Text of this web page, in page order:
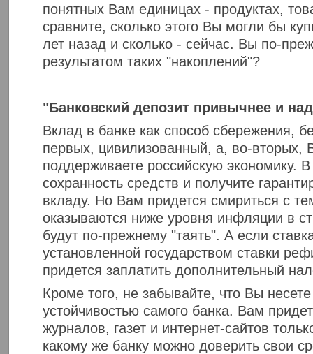
понятных Вам единицах - продуктах,
сравните, сколько этого Вы могли бы
лет назад и сколько - сейчас. Вы по-
результатом таких "накоплений"?
"Банковский депозит привычнее и
Вклад в банке как способ сбережения,
первых, цивилизованный, а, во-вторых,
поддерживаете российскую экономику.
сохранность средств и получите
вкладу. Но Вам придется смириться с
оказываются ниже уровня инфляции в
будут по-прежнему "таять". А если
установленной государством ставки
придется заплатить дополнительный
Кроме того, не забывайте, что Вы
устойчивостью самого банка. Вам
журналов, газет и интернет-сайтов
какому же банку можно доверить свои